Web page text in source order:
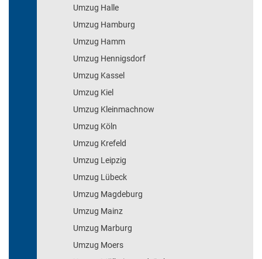
Umzug Halle
Umzug Hamburg
Umzug Hamm
Umzug Hennigsdorf
Umzug Kassel
Umzug Kiel
Umzug Kleinmachnow
Umzug Köln
Umzug Krefeld
Umzug Leipzig
Umzug Lübeck
Umzug Magdeburg
Umzug Mainz
Umzug Marburg
Umzug Moers